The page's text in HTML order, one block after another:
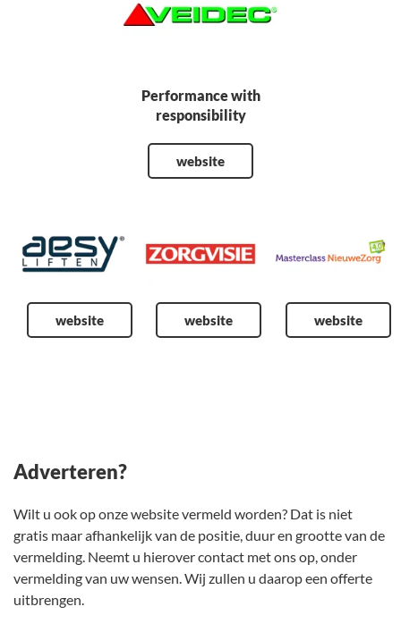
Performance with
responsibility
website
website website website
Adverteren?
Wilt u ook op onze website vermeld worden? Dat is niet
gratis maar afhankelijk van de positie, duur en grootte van de
vermelding. Neemt u hierover contact met ons op, onder
vermelding van uw wensen. Wij zullen u daarop een offerte
uitbrengen.